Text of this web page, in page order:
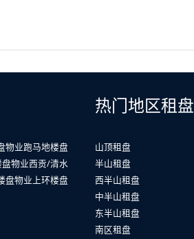
物业跑马地楼盘
物业西贡/清水
盘物业 上环楼盘
热门地区租盘
山顶租盘
半山租盘
西半山租盘
中半山租盘
东半山租盘
南区租盘